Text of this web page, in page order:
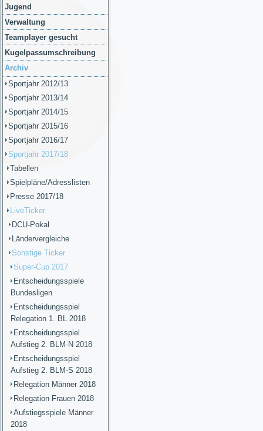
Jugend
Verwaltung
Teamplayer gesucht
Kugelpassumschreibung
Archiv
Sportjahr 2012/13
Sportjahr 2013/14
Sportjahr 2014/15
Sportjahr 2015/16
Sportjahr 2016/17
Sportjahr 2017/18
Tabellen
Spielpläne/Adresslisten
Presse 2017/18
LiveTicker
DCU-Pokal
Ländervergleiche
Sonstige Ticker
Super-Cup 2017
Entscheidungsspiele
Bundesligen
Entscheidungsspiel
Relegation 1. BL 2018
Entscheidungsspiel
Aufstieg 2. BLM-N 2018
Entscheidungsspiel
Aufstieg 2. BLM-S 2018
Relegation Männer 2018
Relegation Frauen 2018
Aufstiegsspiele Männer
2018